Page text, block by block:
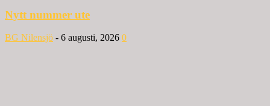
Nytt nummer ute
BG Nilensjö - 6 augusti, 2026 0